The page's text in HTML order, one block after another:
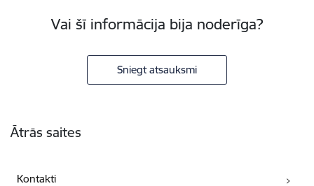
Vai šī informācija bija noderīga?
Sniegt atsauksmi
Ātrās saites
Kontakti